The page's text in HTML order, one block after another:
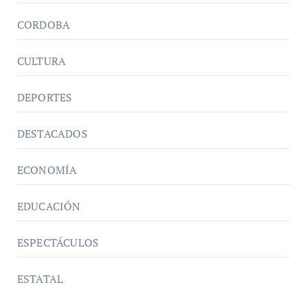
CORDOBA
CULTURA
DEPORTES
DESTACADOS
ECONOMÍA
EDUCACIÓN
ESPECTÁCULOS
ESTATAL